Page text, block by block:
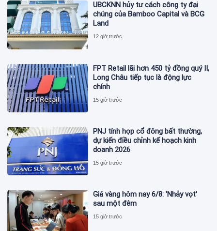
UBCKNN hủy tư cách công ty đại
chúng của Bamboo Capital và BCG
Land
12 giờ trước
FPT Retail lãi hơn 450 tỷ đồng quý II,
Long Châu tiếp tục là động lực
chính
15 giờ trước
PNJ tính họp cổ đông bất thường,
dự kiến điều chỉnh kế hoạch kinh
doanh 2026
15 giờ trước
Giá vàng hôm nay 6/8: 'Nhảy vọt'
sau một đêm
15 giờ trước